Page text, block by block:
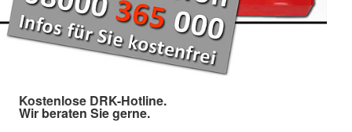
Kostenlose DRK-Hotline.
Wir beraten Sie gerne.